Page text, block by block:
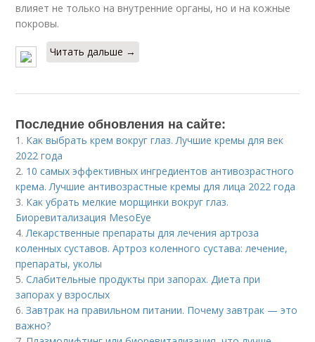
влияет не только на внутренние органы, но и на кожные
покровы.
Читать дальше →
Последние обновления на сайте:
1. Как выбрать крем вокруг глаз. Лучшие кремы для век
2022 года
2. 10 самых эффективных ингредиентов антивозрастного
крема. Лучшие антивозрастные кремы для лица 2022 года
3. Как убрать мелкие морщинки вокруг глаз.
Биоревитализация MesoEye
4.Лекарственные препараты для лечения артроза
коленных суставов. Артроз коленного сустава: лечение,
препараты, уколы
5.Слабительные продукты при запорах. Диета при
запорах у взрослых
6.Завтрак на правильном питании. Почему завтрак — это
важно?